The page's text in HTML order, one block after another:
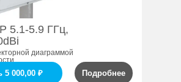
диаграммой
5.1-5.9 ГГц,
5 000,00 ₽ Подробнее